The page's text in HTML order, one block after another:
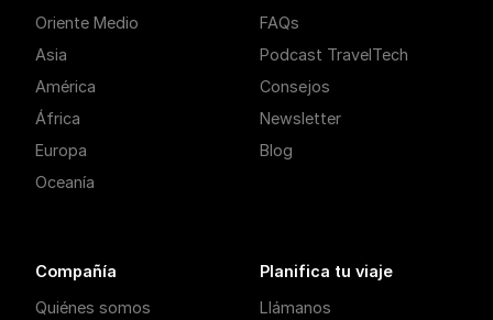
Oriente Medio
Asia
América
África
Europa
Oceanía
FAQs
Podcast TravelTech
Consejos
Newsletter
Blog
Compañía
Quiénes somos
Planifica tu viaje
Llámanos